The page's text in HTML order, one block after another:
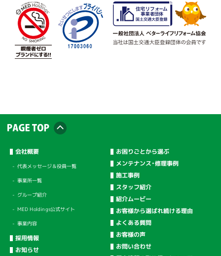
会社概要
代表メッセージ＆役員一覧
事業所一覧
グループ紹介
MED Holdings公式サイト
事業内容
採用情報
お知らせ
お困りごとから選ぶ
メンテナンス・修理事例
施工事例
スタッフ紹介
紹介ムービー
お客様から選ばれ続ける理由
よくある質問
お客様の声
お問い合わせ